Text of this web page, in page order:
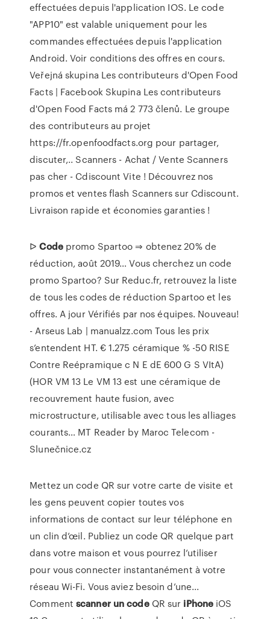
effectuées depuis l'application IOS. Le code
"APP10" est valable uniquement pour les
commandes effectuées depuis l'application
Android. Voir conditions des offres en cours.
Veřejná skupina Les contributeurs d'Open Food
Facts | FacebookSkupina Les contributeurs
d'Open Food Facts má 2 773 členů. Le groupe
des contributeurs au projet
https://fr.openfoodfacts.org pour partager,
discuter,.. Scanners - Achat / Vente Scanners
pas cher - Cdiscount Vite ! Découvrez nos
promos et ventes flash Scanners sur Cdiscount.
Livraison rapide et économies garanties !
ᐅCodepromo Spartoo ⇒ obtenez 20% de
réduction, août 2019… Vous cherchez un code
promo Spartoo? Sur Reduc.fr, retrouvez la liste
de tous les codes de réduction Spartoo et les
offres. A jour Vérifiés par nos équipes. Nouveau!
- Arseus Lab | manualzz.com Tous les prix
s’entendent HT. € 1.275 céramique % -50 RISE
Contre Reépramique c N E dE 600 G S VItA)
(HOR VM 13 Le VM 13 est une céramique de
recouvrement haute fusion, avec
microstructure, utilisable avec tous les alliages
courants… MT Reader by Maroc Telecom -
Slunečnice.cz
Mettez un code QR sur votre carte de visite et
les gens peuvent copier toutes vos
informations de contact sur leur téléphone en
un clin d’œil. Publiez un code QR quelque part
dans votre maison et vous pourrez l’utiliser
pour vous connecter instantanément à votre
réseau Wi-Fi. Vous aviez besoin d’une...
Commentscanner un codeQR sur iPhone iOS